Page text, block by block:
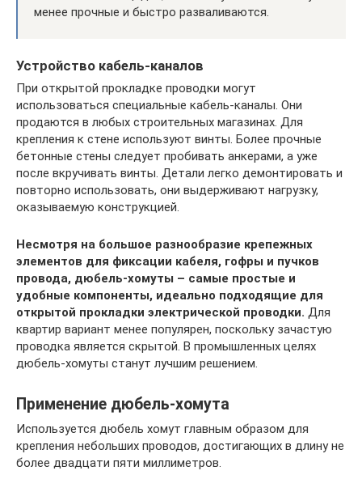
менее прочные и быстро разваливаются.
Устройство кабель-каналов
При открытой прокладке проводки могут
использоваться специальные кабель-каналы. Они
продаются в любых строительных магазинах. Для
крепления к стене используют винты. Более прочные
бетонные стены следует пробивать анкерами, а уже
после вкручивать винты. Детали легко демонтировать и
повторно использовать, они выдерживают нагрузку,
оказываемую конструкцией.
Несмотря на большое разнообразие крепежных
элементов для фиксации кабеля, гофры и пучков
провода, дюбель-хомуты – самые простые и
удобные компоненты, идеально подходящие для
открытой прокладки электрической проводки. Для
квартир вариант менее популярен, поскольку зачастую
проводка является скрытой. В промышленных целях
дюбель-хомуты станут лучшим решением.
Применение дюбель-хомута
Используется дюбель хомут главным образом для
крепления небольших проводов, достигающих в длину не
более двадцати пяти миллиметров.